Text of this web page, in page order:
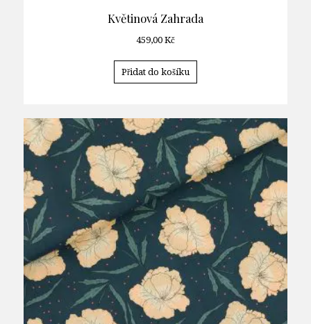
Květinová Zahrada
459,00 Kč
Přidat do košíku